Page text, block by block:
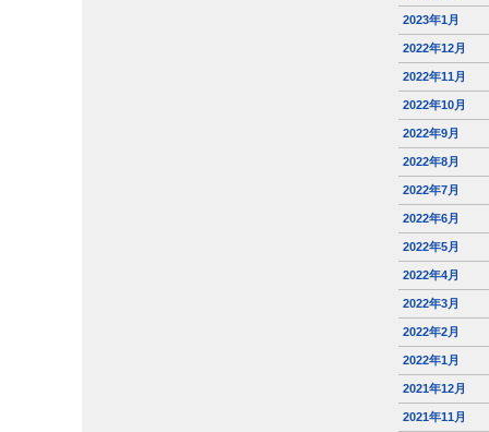
2023年1月
2022年12月
2022年11月
2022年10月
2022年9月
2022年8月
2022年7月
2022年6月
2022年5月
2022年4月
2022年3月
2022年2月
2022年1月
2021年12月
2021年11月